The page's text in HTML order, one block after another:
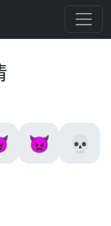
👿
💀